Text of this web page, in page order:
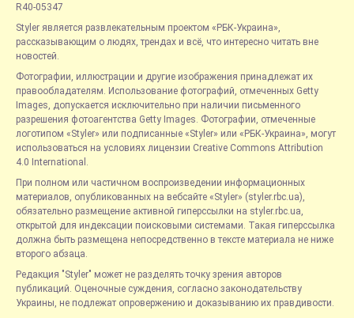
R40-05347
Styler является развлекательным проектом «РБК-Украина»,
рассказывающим о людях, трендах и всё, что интересно читать вне
новостей.
Фотографии, иллюстрации и другие изображения принадлежат их
правообладателям. Использование фотографий, отмеченных Getty
Images, допускается исключительно при наличии письменного
разрешения фотоагентства Getty Images. Фотографии, отмеченные
логотипом «Styler» или подписанные «Styler» или «РБК-Украина», могут
использоваться на условиях лицензии Creative Commons Attribution
4.0 International.
При полном или частичном воспроизведении информационных
материалов, опубликованных на вебсайте «Styler» (styler.rbc.ua),
обязательно размещение активной гиперссылки на styler.rbc.ua,
открытой для индексации поисковыми системами. Такая гиперссылка
должна быть размещена непосредственно в тексте материала не ниже
второго абзаца.
Редакция "Styler" может не разделять точку зрения авторов
публикаций. Оценочные суждения, согласно законодательству
Украины, не подлежат опровержению и доказыванию их правдивости.